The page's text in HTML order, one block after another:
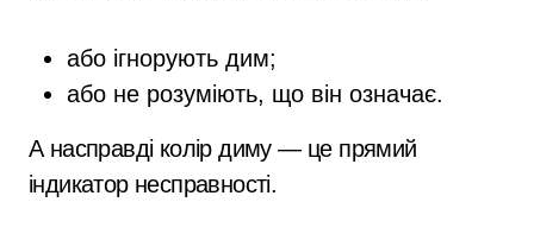
або ігнорують дим;
або не розуміють, що він означає.
А насправді колір диму — це прямий
індикатор несправності.